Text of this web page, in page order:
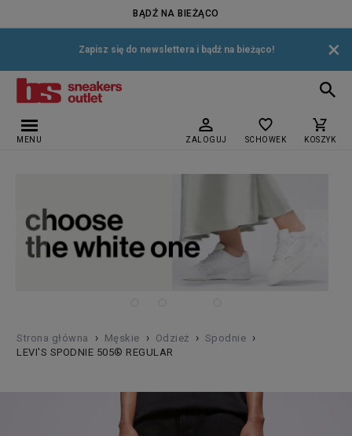
BĄDŹ NA BIEŻĄCO
Zapisz się do newslettera i bądź na bieżąco! ×
MENU ZALOGUJ SCHOWEK KOSZYK
Strona główna › Męskie › Odzież › Spodnie ›
LEVI'S SPODNIE 505® REGULAR